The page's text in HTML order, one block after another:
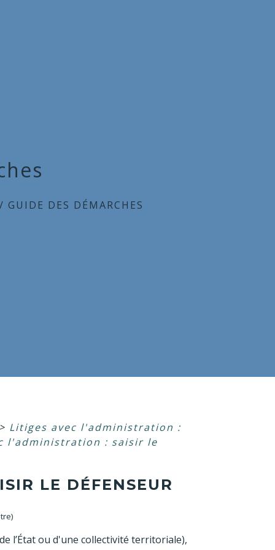
GUIDE DES DÉMARCHES
Litiges avec l'administration :
l'administration : saisir le
LE DÉFENSEUR
l’État ou d'une collectivité territoriale),